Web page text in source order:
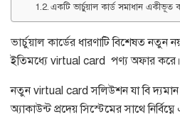
একটি ভার্চুয়াল কার্ড সমাধান একীভূত
ভার্চুয়াল কার্ডের ধারণাটি বিশেষত নতুন নয়,
ইতিমধ্যে virtual card পণ্য অফার করে।
নতুন virtual card সলিউশন যা বি
অ্যাকাউন্ট প্রদেয় সিস্টেমের সাথে